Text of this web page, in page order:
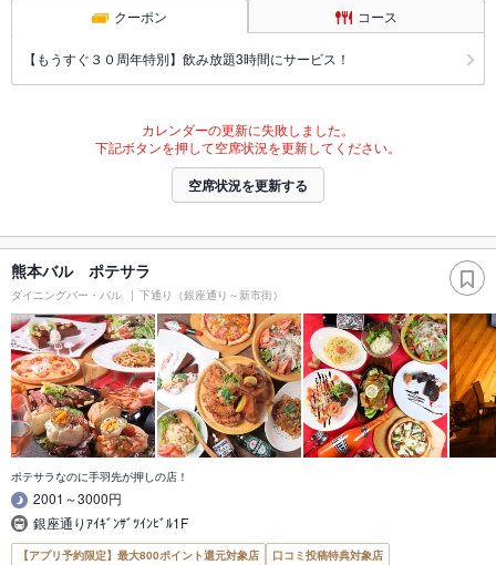
クーポン コース
【もうすぐ３０周年特別】飲み放題3時間にサービス！
カレンダーの更新に失敗しました。
下記ボタンを押して空席状況を更新してください。
空席状況を更新する
熊本バル ポテサラ
ダイニングバー・バル 下通り（銀座通り～新市街）
ポテサラなのに手羽先が押しの店！
2001～3000円
銀座通りｱｲｷﾞﾝｻﾞﾂｲﾝﾋﾞﾙ1F
【アプリ予約限定】最大800ポイント還元対象店
口コミ投稿特典対象店